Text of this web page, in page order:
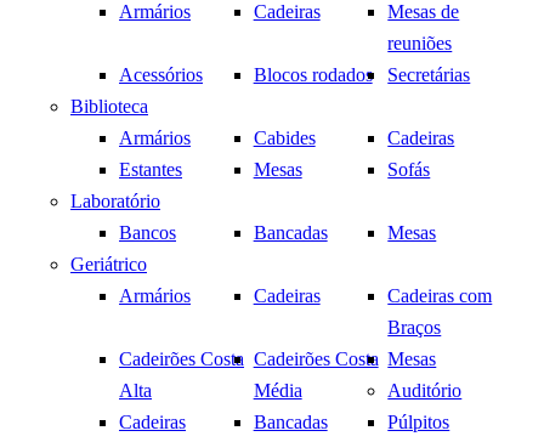
Armários
Cadeiras
Mesas de
reuniões
Acessórios
Blocos rodados
Secretárias
Biblioteca
Armários
Cabides
Cadeiras
Estantes
Mesas
Sofás
Laboratório
Bancos
Bancadas
Mesas
Geriátrico
Armários
Cadeiras
Cadeiras com
Braços
Cadeirões Costa
Alta
Cadeirões Costa
Média
Mesas
Auditório
Cadeiras
Bancadas
Púlpitos